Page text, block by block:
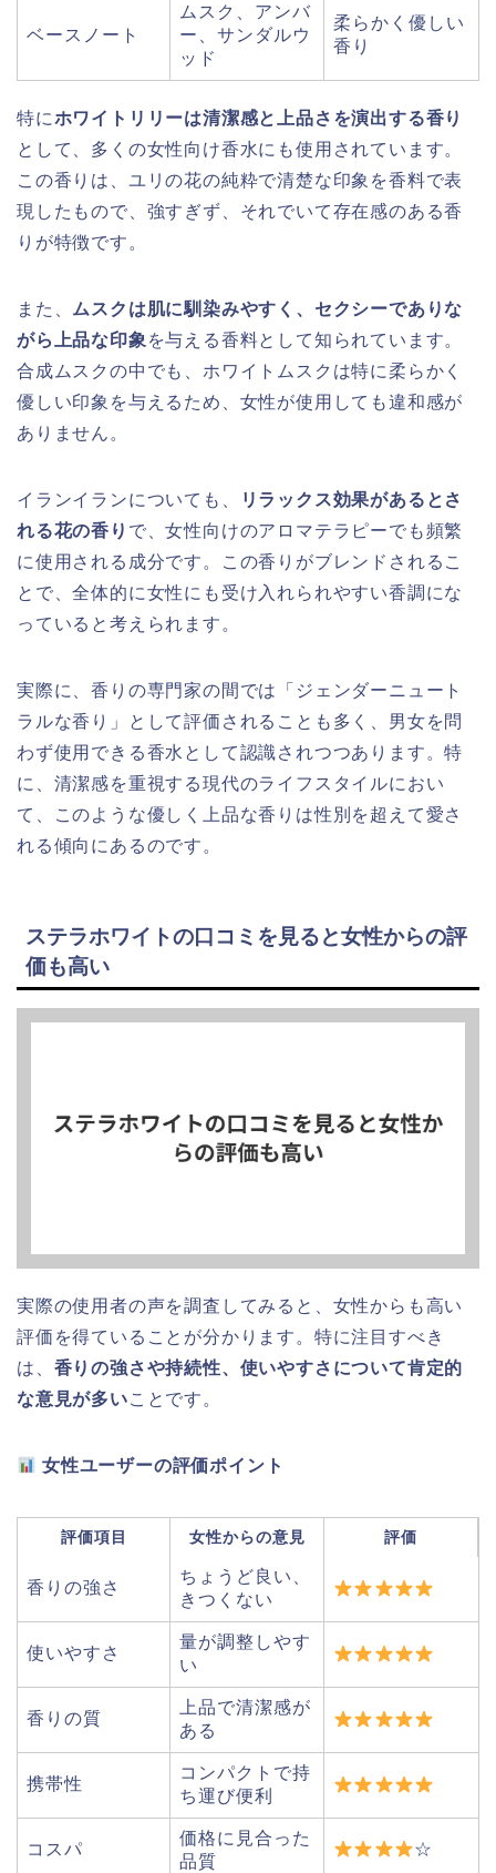
ベースノート
ムスク、アンバ
ー、サンダルウ
ッド
柔らかく優しい
香り
特にホワイトリリーは清潔感と上品さを演出する香り
として、多くの女性向け香水にも使用されています。
この香りは、ユリの花の純粋で清楚な印象を香料で表
現したもので、強すぎず、それでいて存在感のある香
りが特徴です。
また、 ムスクは肌に馴染みやすく、セクシーでありな
がら上品な印象 を与える香料として知られています。
合成ムスクの中でも、ホワイトムスクは特に柔らかく
優しい印象を与えるため、女性が使用しても違和感が
ありません。
イランイランについても、
リラックス効果があるとさ
れる花の香り で、女性向けのアロマテラピーでも頻繁
に使用される成分です。この香りがブレンドされるこ
とで、全体的に女性にも受け入れられやすい香調にな
っていると考えられます。
実際に、香りの専門家の間では「ジェンダーニュート
ラルな香り」として評価されることも多く、男女を問
わず使用できる香水として認識されつつあります。特
に、清潔感を重視する現代のライフスタイルにおい
て、このような優しく上品な香りは性別を超えて愛さ
れる傾向にあるのです。
ステラホワイトの口コミを見ると女性からの評
価も高い
実際の使用者の声を調査してみると、女性からも高い
評価を得ていることが分かります。特に注目すべき
は、 香りの強さや持続性、使いやすさについて肯定的
な意見が多いことです。
女性ユーザーの評価ポイント
評価項目 女性からの意見 評価
香りの強さ
ちょうど良い、
きつくない
使いやすさ
量が調整しやす
い
香りの質
上品で清潔感が
ある
携帯性
コンパクトで持
ち運び便利
コスパ
価格に見合った
品質
☆